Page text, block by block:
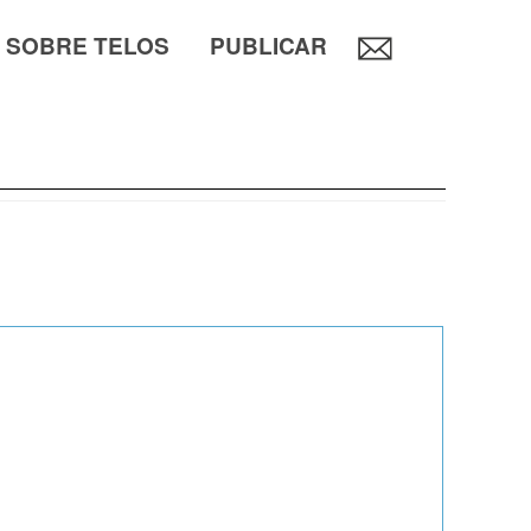
SOBRE TELOS PUBLICAR